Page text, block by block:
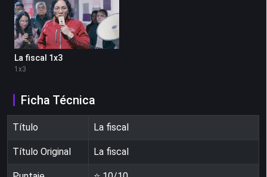
La fiscal 1x3
1 x3
Ficha Técnica
Título La fiscal
Título Original La fiscal